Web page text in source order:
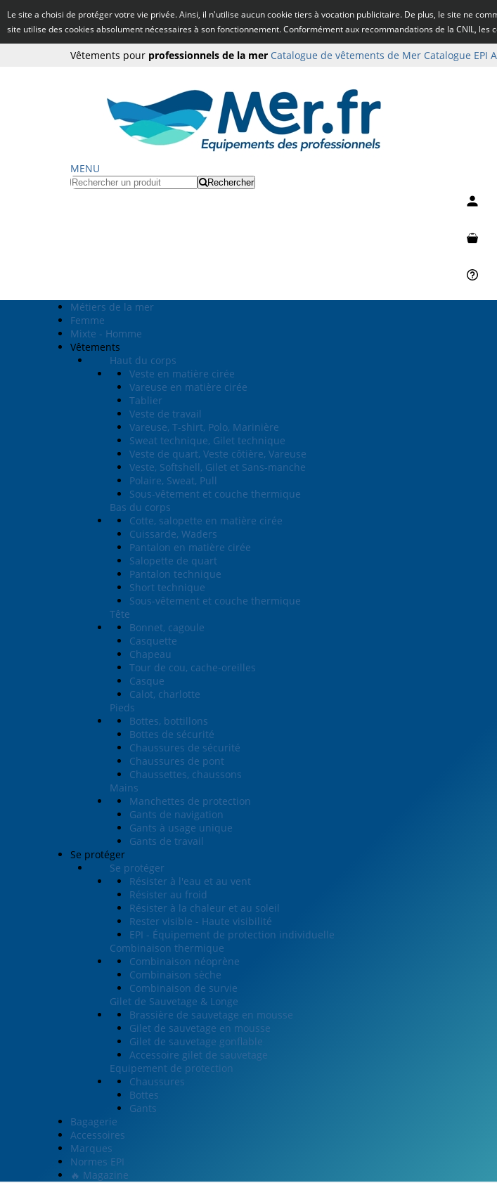
Le site a choisi de protéger votre vie privée. Ainsi, il n'utilise aucun cookie tiers à vocation publicitaire. De plus, le site ne
site utilise des cookies absolument nécessaires à son fonctionnement. Conformément aux recommandations de la CNIL,
Vêtements pour professionnels de la mer Catalogue de vêtements de Mer Catalogue EPI
MENU
Rechercher
Métiers de la mer
Femme
Mixte - Homme
Vêtements
Haut du corps
Veste en matière cirée
Vareuse en matière cirée
Tablier
Veste de travail
Vareuse, T-shirt, Polo, Marinière
Sweat technique, Gilet technique
Veste de quart, Veste côtière, Vareuse
Veste, Softshell, Gilet et Sans-manche
Polaire, Sweat, Pull
Sous-vêtement et couche thermique
Bas du corps
Cotte, salopette en matière cirée
Cuissarde, Waders
Pantalon en matière cirée
Salopette de quart
Pantalon technique
Short technique
Sous-vêtement et couche thermique
Tête
Bonnet, cagoule
Casquette
Chapeau
Tour de cou, cache-oreilles
Casque
Calot, charlotte
Pieds
Bottes, bottillons
Bottes de sécurité
Chaussures de sécurité
Chaussures de pont
Chaussettes, chaussons
Mains
Manchettes de protection
Gants de navigation
Gants à usage unique
Gants de travail
Se protéger
Se protéger
Résister à l'eau et au vent
Résister au froid
Résister à la chaleur et au soleil
Rester visible - Haute visibilité
EPI - Équipement de protection individuelle
Combinaison thermique
Combinaison néoprène
Combinaison sèche
Combinaison de survie
Gilet de Sauvetage & Longe
Brassière de sauvetage en mousse
Gilet de sauvetage en mousse
Gilet de sauvetage gonflable
Accessoire gilet de sauvetage
Equipement de protection
Chaussures
Bottes
Gants
Bagagerie
Accessoires
Marques
Normes EPI
🔥 Magazine